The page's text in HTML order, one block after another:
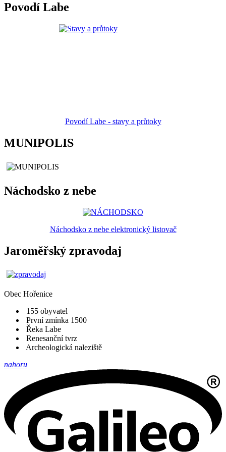
Povodí Labe
Povodí Labe - stavy a průtoky
MUNIPOLIS
Náchodsko z nebe
Náchodsko z nebe elektronický listovač
Jaroměřský zpravodaj
Obec Hořenice
155 obyvatel
První zmínka 1500
Řeka Labe
Renesanční tvrz
Archeologická naleziště
nahoru